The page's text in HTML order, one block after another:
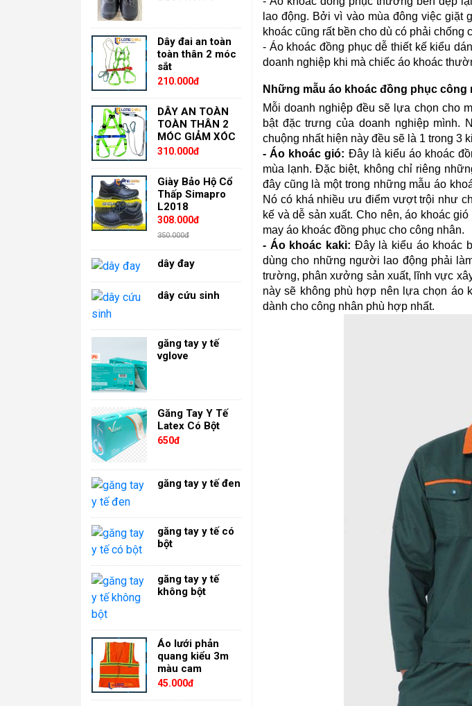
Dây đai an toàn
toàn thân 2 móc
sắt
210.000đ
DÂY AN TOÀN
TOÀN THÂN 2
MÓC GIẢM XÓC
310.000đ
Giày Bảo Hộ Cổ
Thấp Simapro
L2018
308.000đ
350.000đ
dây đay
dây cứu sinh
găng tay y tế
vglove
Găng Tay Y Tế
Latex Có Bột
650đ
găng tay y tế đen
găng tay y tế có
bột
găng tay y tế
không bột
Áo lưới phản
quang kiểu 3m
màu cam
45.000đ
lao động. Bởi vì vào mùa đông việc giặt
khoác cũng rất bền cho dù có phải
- Áo khoác đồng phục dễ thiết kế kiểu
doanh nghiệp khi mà chiếc áo khoác
Những mẫu áo khoác đồng phục công
Mỗi doanh nghiệp đều sẽ lựa chọn cho
bật đặc trưng của doanh nghiệp mình.
chuộng nhất hiện này đều sẽ là 1 trong 3
- Áo khoác gió: Đây là kiểu áo khoác
mùa lạnh. Đặc biệt, không chỉ riêng
đây cũng là một trong những mẫu áo
Nó có khá nhiều ưu điểm vượt trội như
kế và dễ sản xuất. Cho nên, áo khoác
may áo khoác đồng phục cho công nhân.
- Áo khoác kaki: Đây là kiểu áo khoác
dùng cho những người lao động phải
trường, phân xưởng sản xuất, lĩnh vực
này sẽ không phù hợp nên lựa chọn áo
dành cho công nhân phù hợp nhất.